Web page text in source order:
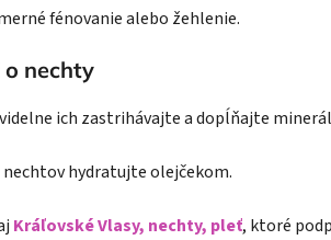
fénovanie alebo žehlenie.
nechty
ich zastrihávajte a dopĺňajte
hydratujte olejčekom.
Kráľovské Vlasy, nechty, pleť, ktoré